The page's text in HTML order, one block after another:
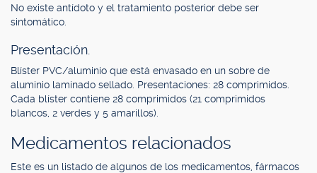
No existe antídoto y el tratamiento posterior debe ser
sintomático.
Presentación.
Blíster PVC/aluminio que está envasado en un sobre de
aluminio laminado sellado. Presentaciones: 28 comprimidos.
Cada blíster contiene 28 comprimidos (21 comprimidos
blancos, 2 verdes y 5 amarillos).
Medicamentos relacionados
Este es un listado de algunos de los medicamentos, fármacos